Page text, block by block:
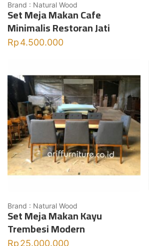
Brand : Natural Wood
Set Meja Makan Cafe
Minimalis Restoran Jati
Rp4.500.000
Brand : Natural Wood
Set Meja Makan Kayu
Trembesi Modern
Rp25.000.000